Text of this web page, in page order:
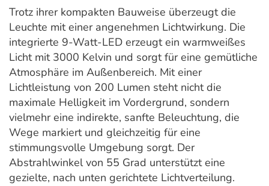
Trotz ihrer kompakten Bauweise überzeugt die
Leuchte mit einer angenehmen Lichtwirkung. Die
integrierte 9-Watt-LED erzeugt ein warmweißes
Licht mit 3000 Kelvin und sorgt für eine gemütliche
Atmosphäre im Außenbereich. Mit einer
Lichtleistung von 200 Lumen steht nicht die
maximale Helligkeit im Vordergrund, sondern
vielmehr eine indirekte, sanfte Beleuchtung, die
Wege markiert und gleichzeitig für eine
stimmungsvolle Umgebung sorgt. Der
Abstrahlwinkel von 55 Grad unterstützt eine
gezielte, nach unten gerichtete Lichtverteilung.